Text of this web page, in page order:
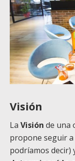
Visión
La Visión de una
propone seguir
podríamos decir)